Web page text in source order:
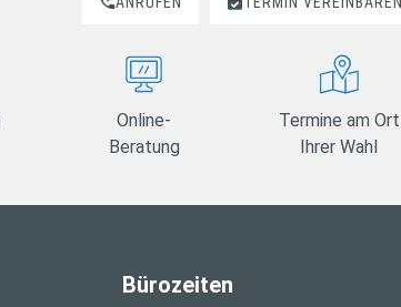
Online-
Beratung
Termine am Ort
Ihrer Wahl
Bürozeiten